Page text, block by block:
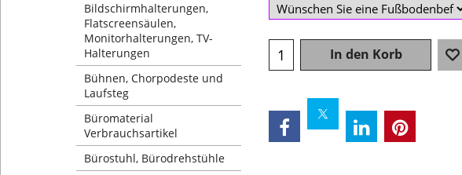
Bildschirmhalterungen,
Flatscreensäulen,
Monitorhalterungen, TV-
Halterungen
Bühnen, Chorpodeste und
Laufsteg
Büromaterial
Verbrauchsartikel
Bürostuhl, Bürodrehstühle
In den Korb